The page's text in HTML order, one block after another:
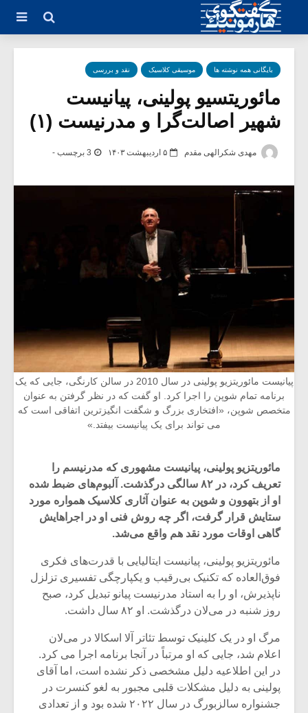
بایگانی همه نوشته ها موسیقی کلاسیک نقد و بررسی
مائوریتسیو پولینی، پیانیست
شهیر اصالت‌گرا و مدرنیست (۱)
مهدی شکرالهی مقدم ۵ اردیبهشت ۱۴۰۳ 3 برچسب -
پیانیست مائوریتزیو پولینی در سال 2010 در سالن کارنگی، جایی که یک
برنامه تمام شوپن را اجرا کرد. او گفت که در نظر گرفتن به عنوان
متخصص شوپن، «افتخاری بزرگ و شگفت انگیزترین اتفاقی است که
می‌ تواند برای یک پیانیست بیفتد.»
مائوریتزیو پولینی، پیانیست مشهوری که مدرنیسم را
تعریف کرد، در ۸۲ سالگی درگذشت. آلبوم­‌های ضبط شده
او از بتهوون و شوپن به عنوان آثاری کلاسیک همواره مورد
ستایش قرار گرفت، اگر چه روش فنی او در اجراهایش
گاهی اوقات مورد نقد هم واقع می‌­شد.
مائوریتزیو پولینی، پیانیست ایتالیایی با قدرت‌های فکری
فوق‌العاده که تکنیک بی‌رقیب و یکپارچگی تفسیری تزلزل
ناپذیرش، او را به استاد مدرنیست پیانو تبدیل کرد، صبح
روز شنبه در می‌لان درگذشت. او ۸۲ سال داشت.
مرگ او در یک کلینیک توسط تئاتر آلا اسکالا در می‌لان
اعلام شد، جایی که او مرتباً در آنجا برنامه اجرا می‌ کرد.
در این اطلاعیه دلیل مشخصی ذکر نشده است، اما آقای
پولینی به دلیل مشکلات قلبی مجبور به لغو کنسرت در
جشنواره سالزبورگ در سال ۲۰۲۲ شده بود و از تعدادی